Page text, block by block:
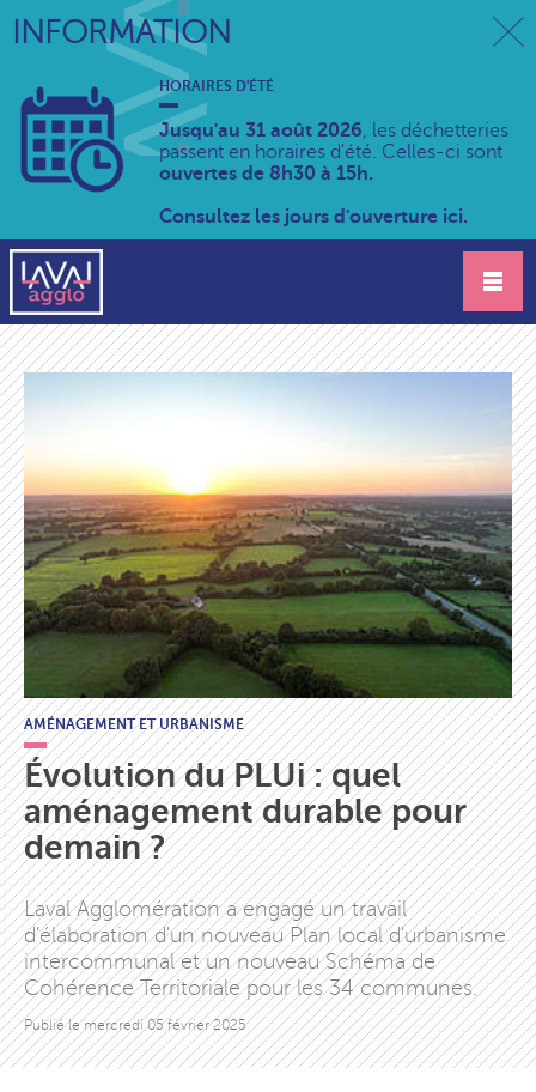
INFORMATION
HORAIRES D'ÉTÉ
Jusqu'au 31 août 2026, les déchetteries
passent en horaires d'été. Celles-ci sont
ouvertes de 8h30 à 15h.
Consultez les jours d'ouverture ici.
AMÉNAGEMENT ET URBANISME
Évolution du PLUi : quel
aménagement durable pour
demain ?
Laval Agglomération a engagé un travail
d'élaboration d'un nouveau Plan local d'urbanisme
intercommunal et un nouveau Schéma de
Cohérence Territoriale pour les 34 communes.
Publié lemercredi 05 février 2025